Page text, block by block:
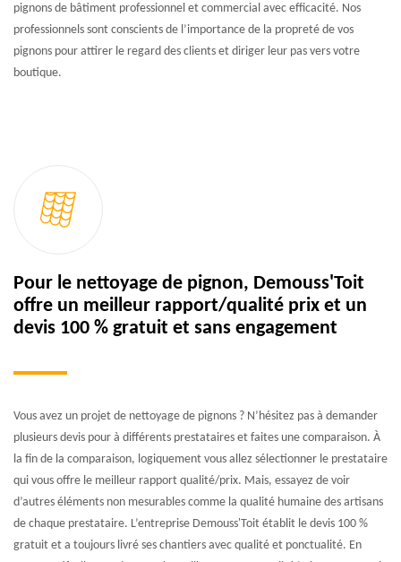
pignons de bâtiment professionnel et commercial avec efficacité. Nos
professionnels sont conscients de l’importance de la propreté de vos
pignons pour attirer le regard des clients et diriger leur pas vers votre
boutique.
Pour le nettoyage de pignon, Demouss'Toit
offre un meilleur rapport/qualité prix et un
devis 100 % gratuit et sans engagement
Vous avez un projet de nettoyage de pignons ? N’hésitez pas à demander
plusieurs devis pour à différents prestataires et faites une comparaison. À
la fin de la comparaison, logiquement vous allez sélectionner le prestataire
qui vous offre le meilleur rapport qualité/prix. Mais, essayez de voir
d’autres éléments non mesurables comme la qualité humaine des artisans
de chaque prestataire. L’entreprise Demouss'Toit établit le devis 100 %
gratuit et a toujours livré ses chantiers avec qualité et ponctualité. En